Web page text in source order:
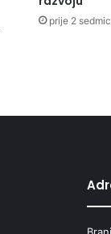
prije 2